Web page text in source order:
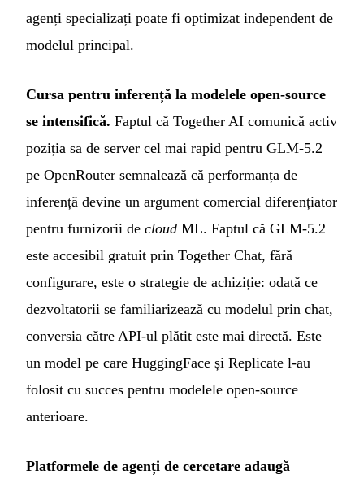
agenți specializați poate fi optimizat independent de
modelul principal.
Cursa pentru inferență la modelele open-source
se intensifică. Faptul că Together AI comunică activ
poziția sa de server cel mai rapid pentru GLM-5.2
pe OpenRouter semnalează că performanța de
inferență devine un argument comercial diferențiator
pentru furnizorii de cloud ML. Faptul că GLM-5.2
este accesibil gratuit prin Together Chat, fără
configurare, este o strategie de achiziție: odată ce
dezvoltatorii se familiarizează cu modelul prin chat,
conversia către API-ul plătit este mai directă. Este
un model pe care HuggingFace și Replicate l-au
folosit cu succes pentru modelele open-source
anterioare.
Platformele de agenți de cercetare adaugă